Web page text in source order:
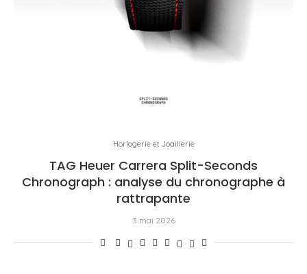
Horlogerie et Joaillerie
TAG Heuer Carrera Split-Seconds
Chronograph : analyse du chronographe à
rattrapante
3 mai 2026